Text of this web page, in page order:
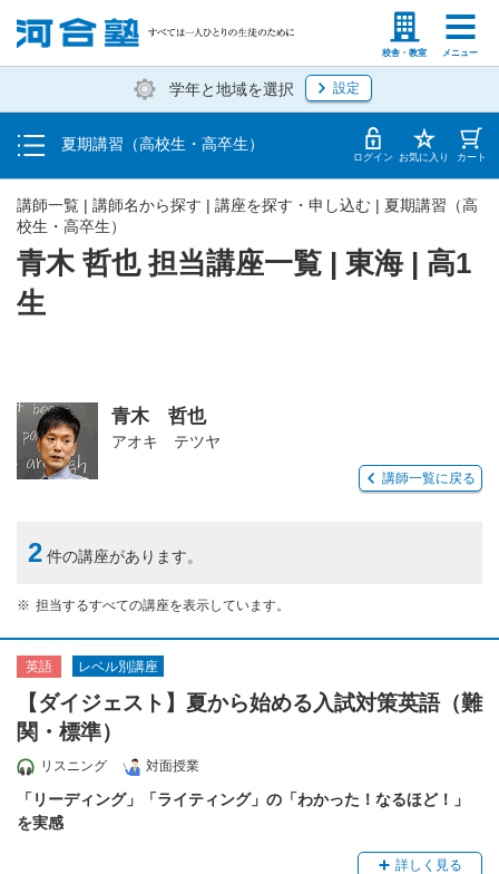
校舎・教室 メニュー
塾生の方 高等学校の先生
学年と地域を選択 設定
夏期講習（高校生・高卒生）
受講料・お申し込み方法
受講開始までの流れ
校舎・教室一覧 ログイン お気に入り カート
青木 哲也 担当講座一覧 | 東海 | 高1
生
講師一覧 | 講師名から探す | 講座を探す・申し込む | 夏期講習（高
校生・高卒生）
青木 哲也
アオキ テツヤ
講師一覧に戻る
2 件の講座があります。
担当するすべての講座を表示しています。
英語 レベル別講座
【ダイジェスト】夏から始める入試対策英語（難
関・標準）
リスニング 対面授業
「リーディング」「ライティング」の「わかった！なるほど！」
を実感
詳しく見る